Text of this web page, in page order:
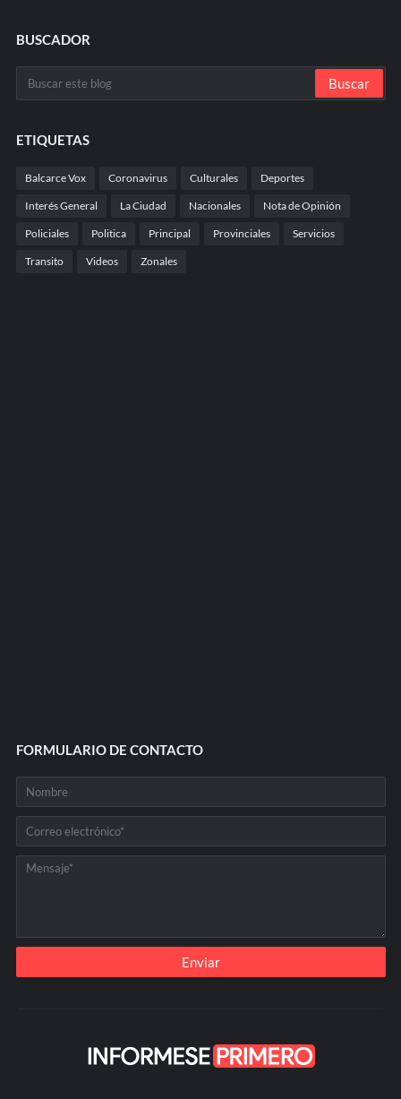
BUSCADOR
ETIQUETAS
Balcarce Vox Coronavirus Culturales Deportes
Interés General La Ciudad Nacionales Nota de Opinión
Policiales Politica Principal Provinciales Servicios
Transito Videos Zonales
FORMULARIO DE CONTACTO